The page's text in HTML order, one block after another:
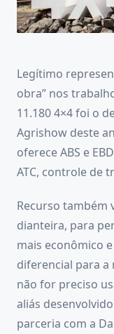
Legítimo
obra” nos
11.180 4×4 foi o
Agrishow deste
oferece ABS e
ATC, controle de
Recurso também
dianteira, para
mais econômico
diferencial para
não for preciso
aliás
parceria com a